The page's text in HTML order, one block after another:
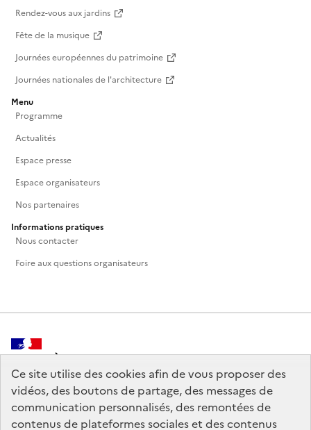
Ce site utilise des cookies afin de vous proposer des
vidéos, des boutons de partage, des messages de
communication personnalisés, des remontées de
contenus de plateformes sociales et des contenus
Rendez-vous aux jardins
Fête de la musique
Journées européennes du patrimoine
Journées nationales de l'architecture
Menu
Programme
Actualités
Espace presse
Espace organisateurs
Nos partenaires
Informations pratiques
Nous contacter
Foire aux questions organisateurs
MINISTÈRE
DE LA CULTURE